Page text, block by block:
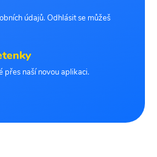
údajů. Odhlásit se můžeš
přes naší novou aplikaci.